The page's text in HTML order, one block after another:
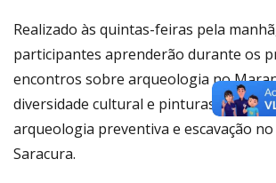
Realizado às quintas-feiras pela
participantes aprenderão durante os
encontros sobre arqueologia no
diversidade cultural e pinturas e
arqueologia preventiva e escavação
Saracura.